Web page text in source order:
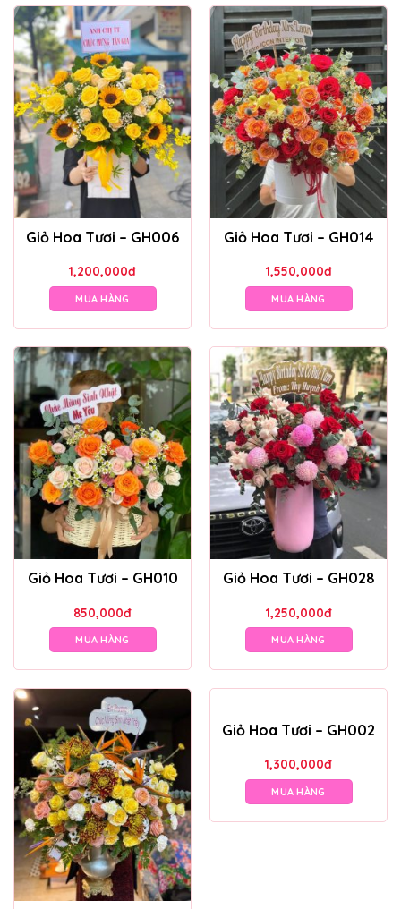
Giỏ Hoa Tươi – GH006
1,200,000đ
MUA HÀNG
Giỏ Hoa Tươi – GH014
1,550,000đ
MUA HÀNG
Giỏ Hoa Tươi – GH010
850,000đ
MUA HÀNG
Giỏ Hoa Tươi – GH028
1,250,000đ
MUA HÀNG
Giỏ Hoa Tươi – GH002
1,300,000đ
MUA HÀNG